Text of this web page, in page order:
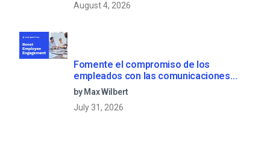
August 4, 2026
Fomente el compromiso de los
empleados con las comunicaciones
corporativas en directo
by Max Wilbert
July 31, 2026